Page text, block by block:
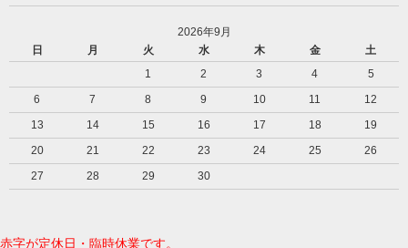
2026年9月
日
月 火 水 木 金
土
1
2 3 4
5
6
7 8 9 10 11
12
13
14 15 16 17 18
19
20
21 22 23 24 25
26
27
28 29 30
赤字が定休日・臨時休業です。